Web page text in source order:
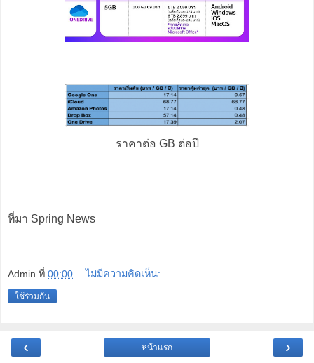
ราคาต่อ GB ต่อปี
ที่มา Spring News
Admin ที่ 00:00 ไม่มีความคิดเห็น:
ใช้ร่วมกัน
‹ ›
หน้าแรก